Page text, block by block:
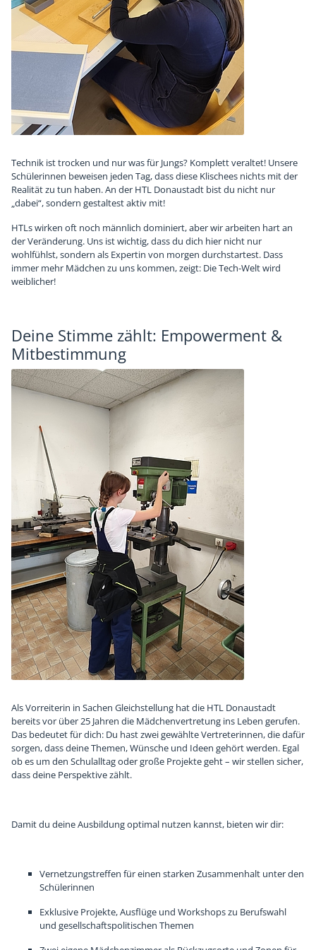
Technik ist trocken und nur was für Jungs? Komplett veraltet! Unsere
Schülerinnen beweisen jeden Tag, dass diese Klischees nichts mit der
Realität zu tun haben. An der HTL Donaustadt bist du nicht nur
„dabei“, sondern gestaltest aktiv mit!
HTLs wirken oft noch männlich dominiert, aber wir arbeiten hart an
der Veränderung. Uns ist wichtig, dass du dich hier nicht nur
wohlfühlst, sondern als Expertin von morgen durchstartest. Dass
immer mehr Mädchen zu uns kommen, zeigt: Die Tech-Welt wird
weiblicher!
Deine Stimme zählt: Empowerment &
Mitbestimmung
Als Vorreiterin in Sachen Gleichstellung hat die HTL Donaustadt
bereits vor über 25 Jahren die Mädchenvertretung ins Leben gerufen.
Das bedeutet für dich: Du hast zwei gewählte Vertreterinnen, die dafür
sorgen, dass deine Themen, Wünsche und Ideen gehört werden. Egal
ob es um den Schulalltag oder große Projekte geht – wir stellen sicher,
dass deine Perspektive zählt.
Damit du deine Ausbildung optimal nutzen kannst, bieten wir dir:
Vernetzungstreffen für einen starken Zusammenhalt unter den
Schülerinnen
Exklusive Projekte, Ausflüge und Workshops zu Berufswahl
und gesellschaftspolitischen Themen
Chronik
Sponsoren